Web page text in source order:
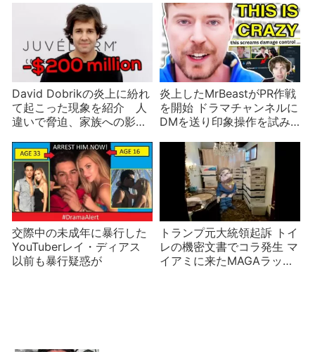
ない
David Dobrikの炎上に紛れ
て起こった現象を紹介 人
違いで脅迫、家族への影響
炎上したMrBeastがPR作戦
を開始 ドラマチャンネルに
DMを送り印象操作を試み
産疑惑？
交際中の未成年に暴行した
YouTuberレイ・ディアス
以前も暴行疑惑が
トランプ元大統領起訴 トイ
レの機密文書でコラ発生 マ
イアミに来たMAGAラッパ